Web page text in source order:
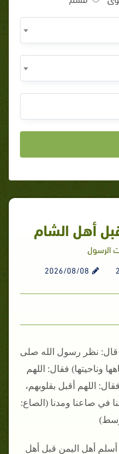
أهل الشام
الرسول
2026/08/08
قال: نظر رسول الله صلى
وناحيتها) فقال: اللهم
اللهم أقبل بقلوبهم،
في صاعنا ومدنا (الصاع:
أسلم أهل اليمن قبل أهل